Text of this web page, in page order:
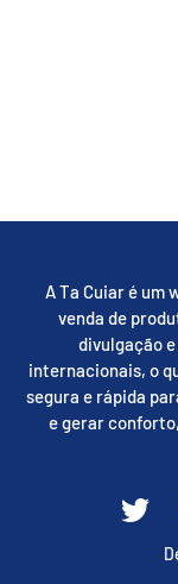
A Ta Cuiar é um
venda de
divulgação
internacionais, o
segura e rápida
e gerar